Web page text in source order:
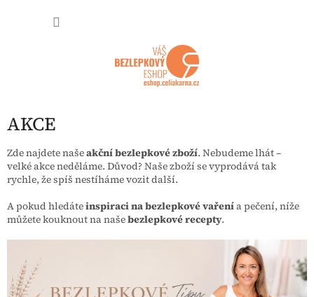
AKCE
Zde najdete našeakční bezlepkové zboží. Nebudeme lhát –
velké akce neděláme. Důvod? Naše zboží se vyprodává tak
rychle, že spíš nestíháme vozit další.
A pokud hledáteinspiraci na bezlepkové vařenía pečení, níže
můžete kouknout na našebezlepkové recepty.